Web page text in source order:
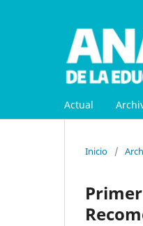
Actual
Inicio /